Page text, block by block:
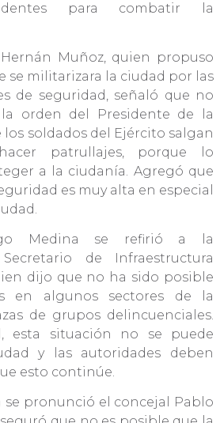
para combatir la
Muñoz, quien propuso
se militarizara la ciudad por las
de seguridad, señaló que no
orden del Presidente de la
soldados del Ejército salgan
patrullajes, porque lo
a la ciudanía. Agregó que
es muy alta en especial
Medina se refirió a la
de Infraestructura
dijo que no ha sido posible
en algunos sectores de la
de grupos delincuenciales.
esta situación no se puede
y las autoridades deben
esto continúe.
se pronunció el concejal Pablo